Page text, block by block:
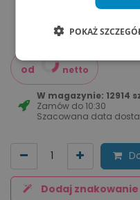
od netto
W magazynie: 12914
Zamów do 10:30
Szacowana data
Dodaj znakowanie
POKAŻ